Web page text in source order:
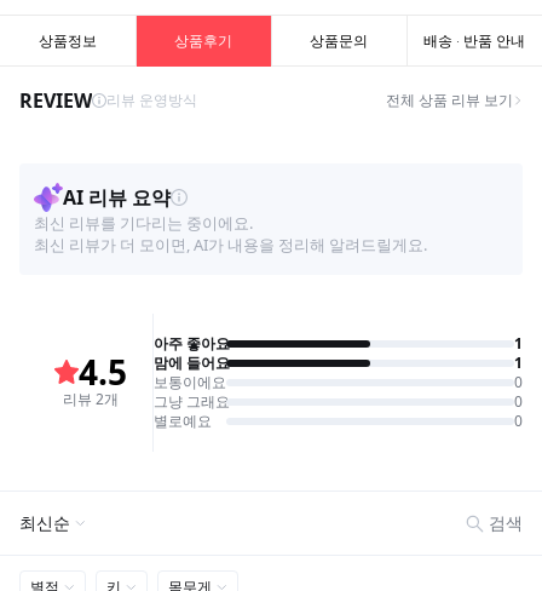
상품정보 상품후기 상품문의 배송 · 반품 안내